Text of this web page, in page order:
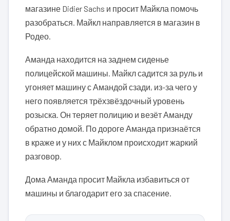
магазине Didier Sachs и просит Майкла помочь
разобраться. Майкл направляется в магазин в
Родео.
Аманда находится на заднем сиденье
полицейской машины. Майкл садится за руль и
угоняет машину с Амандой сзади, из-за чего у
него появляется трёхзвёздочный уровень
розыска. Он теряет полицию и везёт Аманду
обратно домой. По дороге Аманда признаётся
в краже и у них с Майклом происходит жаркий
разговор.
Дома Аманда просит Майкла избавиться от
машины и благодарит его за спасение.